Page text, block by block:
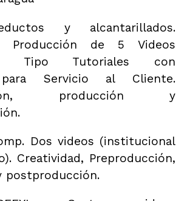
y alcantarillados.
Producción de 5 Videos
Tipo Tutoriales con
para Servicio al Cliente.
producción y
Dos videos (institucional
Creatividad, Preproducción,
postproducción.